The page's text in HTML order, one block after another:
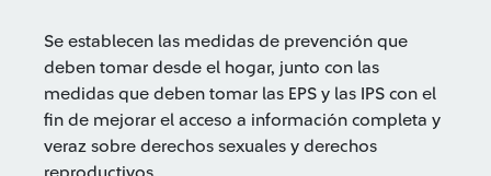
Se establecen las medidas de prevención que
deben tomar desde el hogar, junto con las
medidas que deben tomar las EPS y las IPS con el
fin de mejorar el acceso a información completa y
veraz sobre derechos sexuales y derechos